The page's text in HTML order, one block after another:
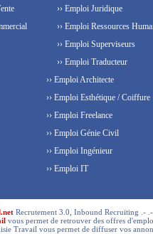
›› Emploi Juridique
›› Emploi Ressources
›› Emploi Superviseurs
›› Emploi Traducteur
›› Emploi Architecte
›› Emploi Esthétique / Coiffure
›› Emploi Freelance
›› Emploi Génie Civil
›› Emploi Ingénieur
›› Emploi IT
Recrutement 3.0, Inbound Recruiting .-
vous permet de retrouver des offres
Travail vous permet de diffuser vos